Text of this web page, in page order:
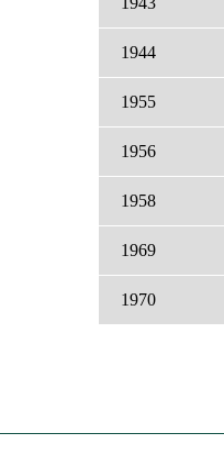
1944
1955
1956
1958
1969
1970